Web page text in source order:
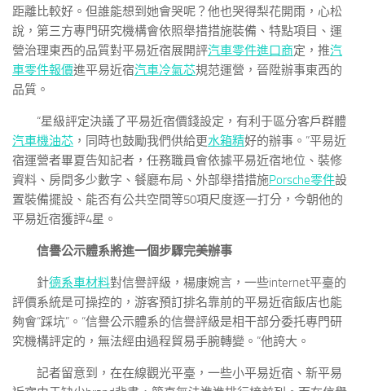
距離比較好。但誰能想到她會哭呢？他也哭得梨花開雨，心松
說，第三方專門研究機構會依照舉措措施裝備、特點項目、運
營治理東西的品質對平易近宿展開評汽車零件進口商定，推汽
車零件報價進平易近宿汽車冷氣芯規范運營，晉陞辦事東西的
品質。
“星級評定決議了平易近宿價錢設定，有利于區分客戶群體
汽車機油芯 ，同時也鼓勵我們供給更水箱精好的辦事。”平易近
宿運營者畢夏告知記者，任務職員會依據平易近宿地位、裝修
資料、房間多少數字、餐廳布局、外部舉措措施Porsche零件設
置裝備擺設、能否有公共空間等50項尺度逐一打分，今朝他的
平易近宿獲評4星。
信譽公示體系將進一個步驟完美辦事
針德系車材料對信譽評級，楊康婉言，一些internet平臺的
評價系統是可操控的，游客預訂排名靠前的平易近宿飯店也能
夠會“踩坑”。“信譽公示體系的信譽評級是相干部分委托專門研
究機構評定的，無法經由過程貿易手腕轉變。”他誇大。
記者留意到，在在線觀光平臺，一些小平易近宿、新平易